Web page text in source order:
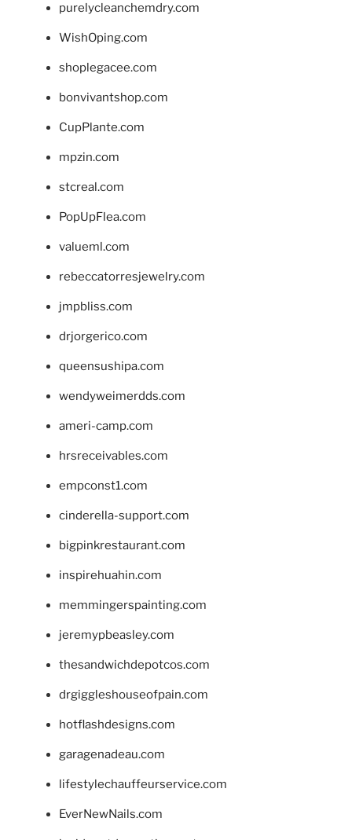
purelycleanchemdry.com
WishOping.com
shoplegacee.com
bonvivantshop.com
CupPlante.com
mpzin.com
stcreal.com
PopUpFlea.com
valueml.com
rebeccatorresjewelry.com
jmpbliss.com
drjorgerico.com
queensushipa.com
wendyweimerdds.com
ameri-camp.com
hrsreceivables.com
empconst1.com
cinderella-support.com
bigpinkrestaurant.com
inspirehuahin.com
memmingerspainting.com
jeremypbeasley.com
thesandwichdepotcos.com
drgiggleshouseofpain.com
hotflashdesigns.com
garagenadeau.com
lifestylechauffeurservice.com
EverNewNails.com